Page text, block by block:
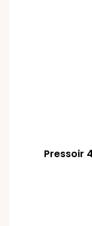
Pressoir